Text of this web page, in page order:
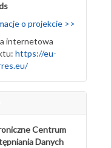
o projekcie >>
internetowa
https://eu-
Centrum
Danych